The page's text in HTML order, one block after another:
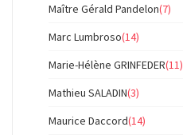
Maître Gérald Pandelon(7)
Marc Lumbroso(14)
Marie-Hélène GRINFEDER(11)
Mathieu SALADIN(3)
Maurice Daccord(14)